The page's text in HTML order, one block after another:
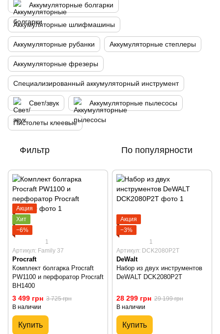
Аккумуляторные болгарки
Аккумуляторные шлифмашины
Аккумуляторные рубанки Аккумуляторные степлеры
Аккумуляторные фрезеры
Специализированный аккумуляторный инструмент
Свет/звук Аккумуляторные пылесосы
Пистолеты клеевые
Фильтр По популярности
Акция
Хит
−6%
1
Артикул: Family 37
Procraft
Комплект болгарка Procraft
PW1100 и перфоратор Procraft
BH1400
3 499 грн 3 725 грн
В наличии
Купить
Акция
−3%
1
Артикул: DCK2080P2T
DeWalt
Набор из двух инструментов
DeWALT DCK2080P2T
28 299 грн 29 199 грн
В наличии
Купить